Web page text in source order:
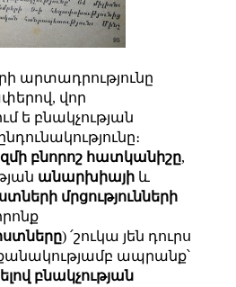
արտադրությունը
վոր
ե բնակչության
բնորոշ հատկանիշը,
անարխիայիև
մրցությունների
) ՛շուկա յեն դուրս
քանակությամբ ապրանք՝
բնակչության